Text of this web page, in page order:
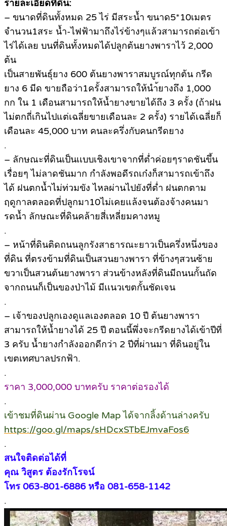
รายละเอียดที่ดิน:
– ขนาดที่ดินทั้งหมด 25 ไร่ มีสระน้ำ ขนาด5*10เมตร
จำนวน1สระ น้ำ-ไฟฟ้ามาถึงไร่ข้างๆแล้วสามารถต่อเข้า
ไร่ได้เลย บนที่ดินทั้งหมดได้ปลูกต้นยางพาราไว้ 2,000
ต้น
เป็นสายพันธุ์ยาง 600 ต้นยางพาราสมบูรณ์ทุกต้น กรีด
ยาง 6 มีด ขายถือว่า1ครั้งสามารถให้นำ้ยางถึง 1,000
กก ใน 1 เดือนสามารถให้น้ำยางขายได้ถึง 3 ครั้ง (ถ้าฝน
ไม่ตกถี่เกินไปแต่เฉลี่ยขายเดือนละ 2 ครั้ง) รายได้เฉลี่ยก็
เดือนละ 45,000 บาท คนละครึ่งกับคนกรีดยาง
.
– ลักษณะที่ดินเป็นเเบบเชิงเขาจากที่ต่ำค่อยๆราดชันขึ้น
เรื่อยๆ ไม่ลาดชันมาก กำลังพอดีรถเก๋งก็สามารถเข้าถึง
ได้ ฝนตกน้ำไม่ท่วมขัง ไหลผ่านไปยังที่ต่ำ ฝนตกตาม
ฤดูกาลตลอดที่ปลูกมา10ไม่เคยแล้งจนต้องจ้างคนมา
รดน้ำ ลักษณะที่ดินคล้ายสี่เหลี่ยมคางหมู
.
– หน้าที่ดินติดถนนลูกรังสาธารณะยาวเป็นครึ่งหนึ่งของ
ที่ดิน ที่ตรงข้ามที่ดินเป็นสวนยางพารา ที่ข้างๆสวนซ้าย
ขวาเป็นสวนต้นยางพารา ส่วนข้างหลังที่ดินมีถนนกั้นถัด
จากถนนก็เป็นของป่าไม้ มีเเนวเขตกั้นชัดเจน
.
– เจ้าของปลูกเองดูแลเองตลอด 10 ปี ต้นยางพารา
สามารถให้น้ำยางได้ 25 ปี ตอนนี้พึ่งจะกรีดยางได้เข้าปีที่
3 ครับ น้ำยางกำลังออกดีกว่า 2 ปีที่ผ่านมา ที่ดินอยู่ใน
เขตเทศบาลปรกฟ้า.
.
ราคา 3,000,000 บาทครับ ราคาต่อรองได้
.
เข้าชมที่ดินผ่าน Google Map ได้จากลิ้งด้านล่างครับ
https://goo.gl/maps/sHDcxSTbEJmvaFos6
.
สนใจติดต่อได้ที่
คุณ วิสูตร ต้องรักโรจน์
โทร 063-801-6886 หรือ 081-658-1142
.